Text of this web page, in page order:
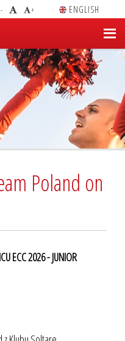
- + ENGLISH
Poland on
ECC 2026 - JUNIOR